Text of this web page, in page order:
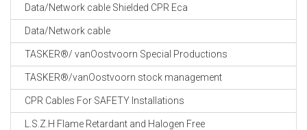
Data/Network cable Shielded CPR Eca
Data/Network cable
TASKER®/ vanOostvoorn Special Productions
TASKER®/vanOostvoorn stock management
CPR Cables For SAFETY Installations
L.S.Z.H Flame Retardant and Halogen Free